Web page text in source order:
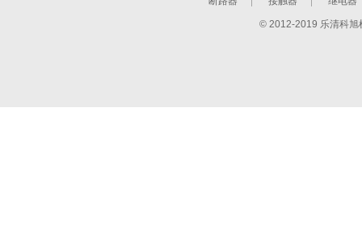
© 2012-2019 乐清科旭